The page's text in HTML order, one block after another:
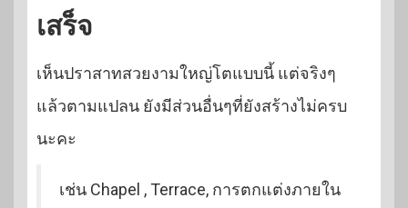
เสร็จ
เห็นปราสาทสวยงามใหญ่โตแบบนี้ แต่จริงๆ
แล้วตามแปลน ยังมีส่วนอื่นๆที่ยังสร้างไม่ครบ
นะคะ
เช่น Chapel , Terrace, การตกแต่งภายใน